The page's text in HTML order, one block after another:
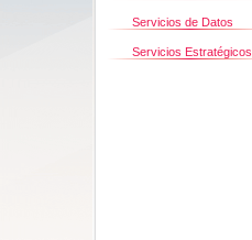
Servicios de Datos
Servicios Estratégicos